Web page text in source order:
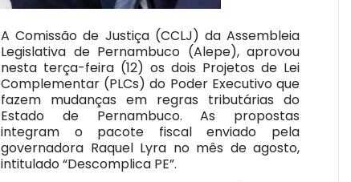
A Comissão de Justiça (CCLJ) da Assembleia
Legislativa de Pernambuco (Alepe), aprovou
nesta terça-feira (12) os dois Projetos de Lei
Complementar (PLCs) do Poder Executivo que
fazem mudanças em regras tributárias do
Estado de Pernambuco. As propostas
integram o pacote fiscal enviado pela
governadora Raquel Lyra no mês de agosto,
intitulado “Descomplica PE”.